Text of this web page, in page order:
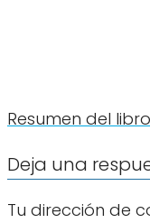
Resumen del
Deja una
Tu dirección de